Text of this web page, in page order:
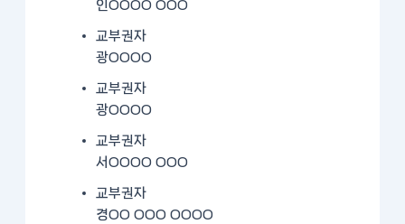
인OOOO OOO
교부권자
광OOOO
교부권자
광OOOO
교부권자
서OOOO OOO
교부권자
경OO OOO OOOO